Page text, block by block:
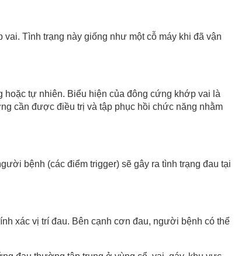
Tình trạng này giống như một cỗ máy khi đã vận
tự nhiên. Biểu hiện của đông cứng khớp vai là
cần được điều trị và tập phục hồi chức năng nhằm
bệnh (các điểm trigger) sẽ gây ra tình trạng đau tại
xác vị trí đau. Bên cạnh cơn đau, người bệnh có thể